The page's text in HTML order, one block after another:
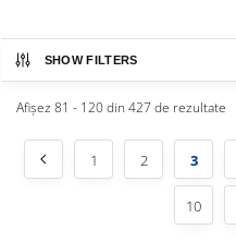
SHOW FILTERS
Afișez 81 - 120 din 427 de rezultate
1 2 3
10